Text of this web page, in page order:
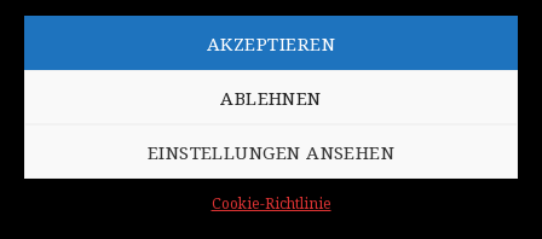
AKZEPTIEREN
ABLEHNEN
EINSTELLUNGEN ANSEHEN
Cookie-Richtlinie
COOKIE-RICHTLINIE DATENSCHUTZ / IMPRESSUM